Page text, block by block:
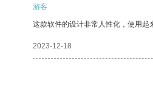
游客
这款软件的设计非常人性化，使用起
2023-12-18